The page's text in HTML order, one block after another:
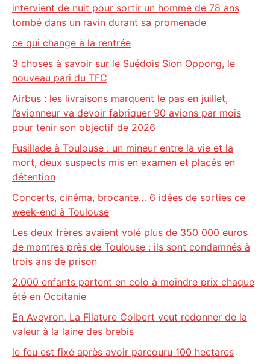
intervient de nuit pour sortir un homme de 78 ans
tombé dans un ravin durant sa promenade
ce qui change à la rentrée
3 choses à savoir sur le Suédois Sion Oppong, le
nouveau pari du TFC
Airbus : les livraisons marquent le pas en juillet,
l’avionneur va devoir fabriquer 90 avions par mois
pour tenir son objectif de 2026
Fusillade à Toulouse : un mineur entre la vie et la
mort, deux suspects mis en examen et placés en
détention
Concerts, cinéma, brocante… 6 idées de sorties ce
week-end à Toulouse
Les deux frères avaient volé plus de 350 000 euros
de montres près de Toulouse : ils sont condamnés à
trois ans de prison
2.000 enfants partent en colo à moindre prix chaque
été en Occitanie
En Aveyron, La Filature Colbert veut redonner de la
valeur à la laine des brebis
le feu est fixé après avoir parcouru 100 hectares